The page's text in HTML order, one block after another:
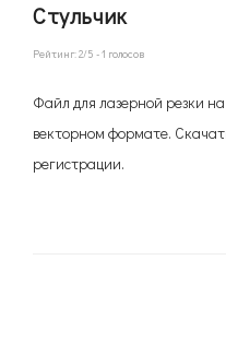
Стульчик
Рейтинг:2/5 -1 голосов
Файл для лазерной резки
векторном формате.
регистрации.